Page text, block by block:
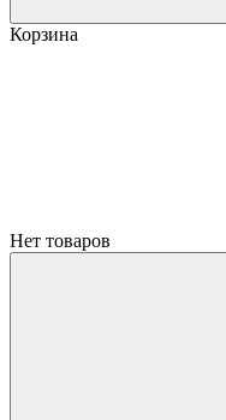
Корзина
Нет товаров